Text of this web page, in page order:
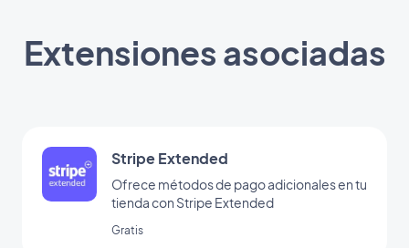
Extensiones asociadas
Stripe Extended
Ofrece métodos de pago adicionales en tu
tienda con Stripe Extended
Gratis